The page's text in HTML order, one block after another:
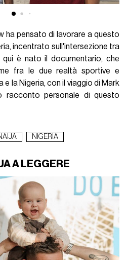
ha pensato di lavorare a questo
incentrato sull'intersezione tra
è nato il documentario, che
fra le due realtà sportive e
la Nigeria, con il viaggio di Mark
personale di questo
NIGERIA
A LEGGERE